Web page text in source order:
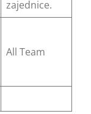
zajednice.
All Team